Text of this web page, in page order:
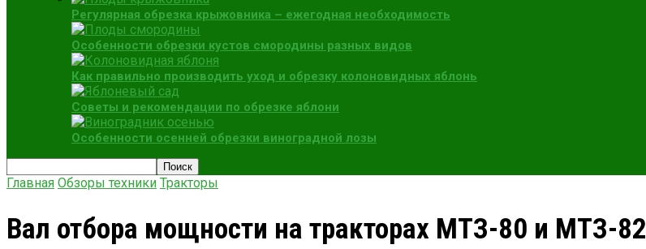
Регулярная обрезка крыжовника – ежегодная необходимость
Особенности обрезки кустов смородины разных видов
Как правильно производить уход и обрезку колоновидных яблонь
Советы и рекомендации по обрезке яблони
Особенности осенней обрезки виноградной лозы
Главная Обзоры техники Тракторы
Вал отбора мощности на тракторах МТЗ-80 и МТЗ-82